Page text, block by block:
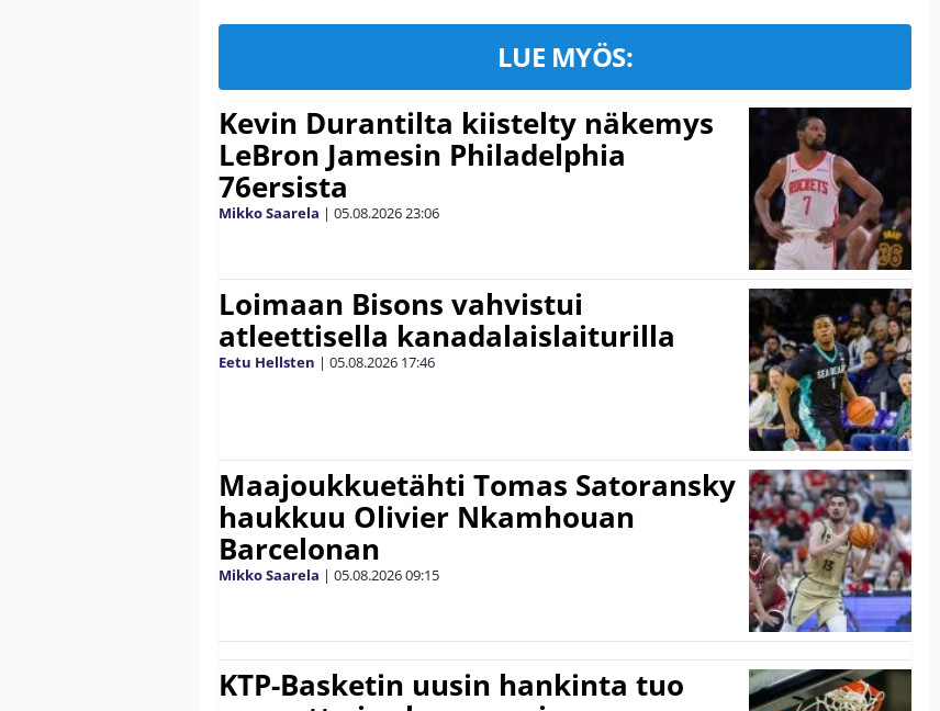
LUE MYÖS:
Kevin Durantilta kiistelty näkemys
LeBron Jamesin Philadelphia
76ersista
Mikko Saarela | 05.08.202623:06
Loimaan Bisons vahvistui
atleettisella kanadalaislaiturilla
Eetu Hellsten | 05.08.2026 17:46
Maajoukkuetähti Tomas Satoransky
haukkuu Olivier Nkamhouan
Barcelonan
Mikko Saarela | 05.08.202609:15
KTP-Basketin uusin hankinta tuo